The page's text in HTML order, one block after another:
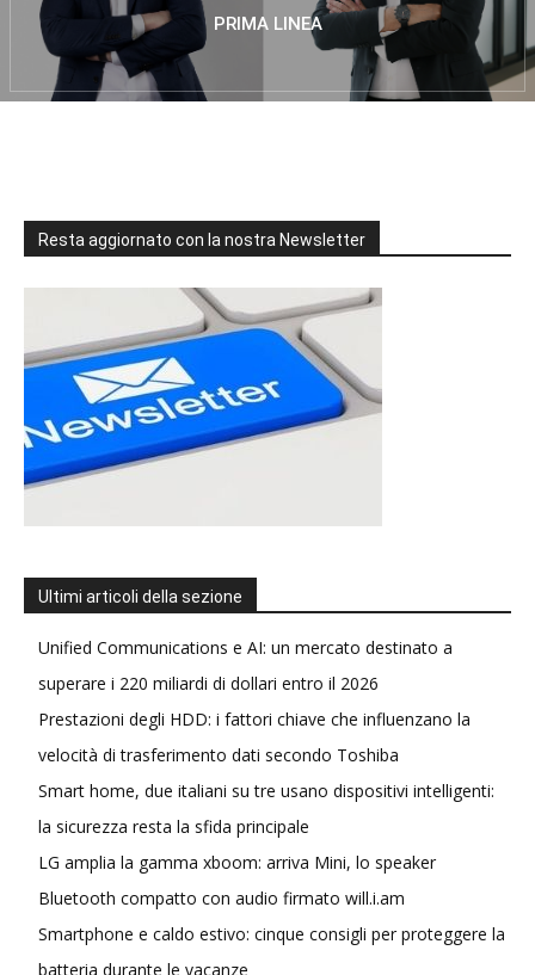
PRIMA LINEA
Resta aggiornato con la nostra Newsletter
Ultimi articoli della sezione
Unified Communications e AI: un mercato destinato a
superare i 220 miliardi di dollari entro il 2026
Prestazioni degli HDD: i fattori chiave che influenzano la
velocità di trasferimento dati secondo Toshiba
Smart home, due italiani su tre usano dispositivi intelligenti:
la sicurezza resta la sfida principale
LG amplia la gamma xboom: arriva Mini, lo speaker
Bluetooth compatto con audio firmato will.i.am
Smartphone e caldo estivo: cinque consigli per proteggere la
batteria durante le vacanze